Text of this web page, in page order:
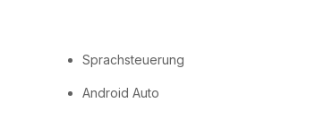
Sprachsteuerung
Android Auto